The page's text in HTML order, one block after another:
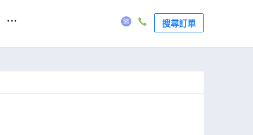
... 搜尋訂單